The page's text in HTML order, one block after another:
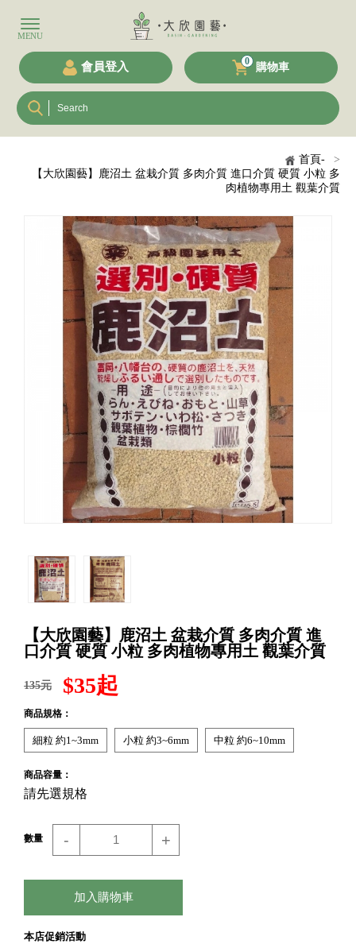
會員登入 0 購物車
首頁-
>
【大欣園藝】鹿沼土 盆栽介質 多肉介質 進口介質 硬質 小粒 多
肉植物專用土 觀葉介質
【大欣園藝】鹿沼土 盆栽介質 多肉介質 進
口介質 硬質 小粒 多肉植物專用土 觀葉介質
135元 $35起
商品規格：
細粒 約1~3mm 小粒 約3~6mm 中粒 約6~10mm
商品容量：
請先選規格
數量 - +
加入購物車
本店促銷活動